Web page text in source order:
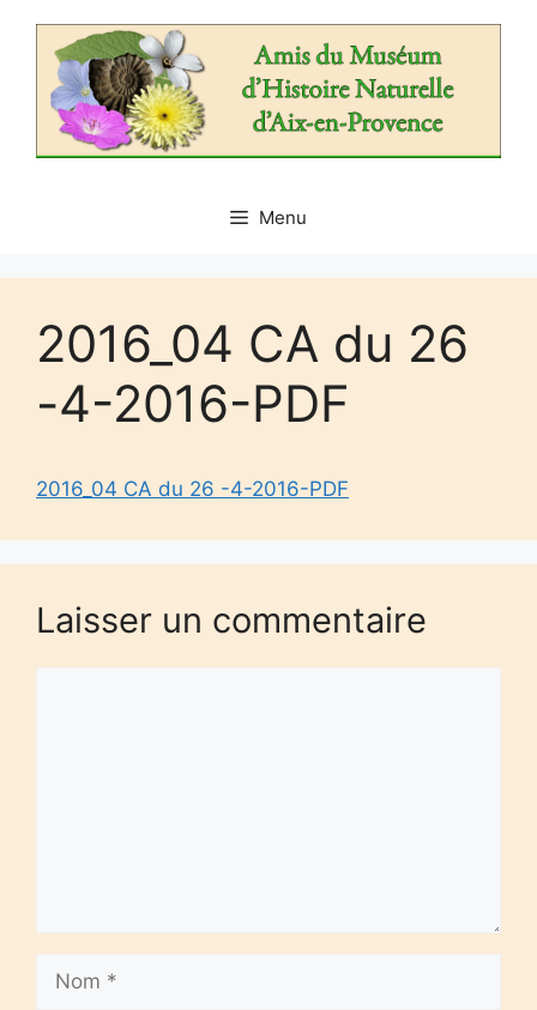
contenu
Menu
2016_04 CA du 26
-4-2016-PDF
2016_04 CA du 26 -4-2016-PDF
Laisser un commentaire